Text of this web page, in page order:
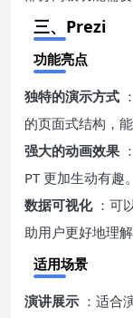
三、Prezi
功能亮点
独特的演示方式
的页面式结构，
强大的动画效果
PT 更加生动有趣。
数据可视化 ：可
助用户更好地理解
适用场景
演讲展示 ：适合